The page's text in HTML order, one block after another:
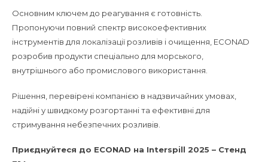
Основним ключем до реагування є готовність.
Пропонуючи повний спектр високоефективних
інструментів для локалізації розливів і очищення, ECONAD
розробив продукти спеціально для морського,
внутрішнього або промислового використання.
Рішення, перевірені компанією в надзвичайних умовах,
надійні у швидкому розгортанні та ефективні для
стримування небезпечних розливів.
Приєднуйтеся до ECONAD на Interspill 2025 – Стенд